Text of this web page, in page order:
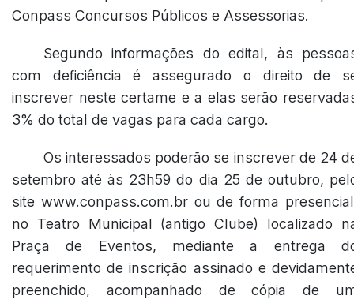
Conpass Concursos Públicos e Assessorias.
Segundo informações do edital, às
com deficiência é assegurado o direito de
inscrever neste certame e a elas serão
3% do total de vagas para cada cargo.
Os interessados poderão se inscrever de 24
setembro até às 23h59 do dia 25 de outubro,
site www.conpass.com.br ou de forma
no Teatro Municipal (antigo Clube) localizado
Praça de Eventos, mediante a entrega
requerimento de inscrição assinado e
preenchido, acompanhado de cópia de